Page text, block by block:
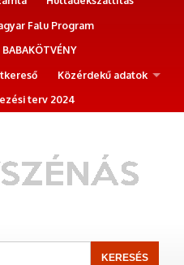
Falu Program
BABAKÖTVÉNY
Közérdekű adatok
terv 2024